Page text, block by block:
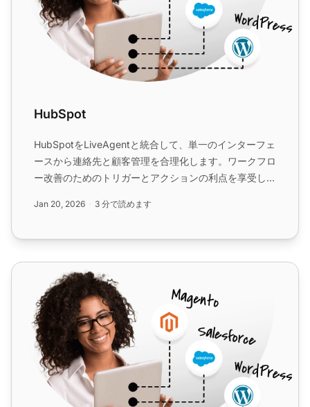
HubSpot
HubSpotをLiveAgentと統合して、単一のインターフェ
ースから連絡先と顧客管理を合理化します。ワークフロ
ー改善のためのトリガーとアクションの利点を享受しま
CRM、カスタマーサポートの効率を向上させます。...
Jan 20, 2026 3 分で読めます
Zapier